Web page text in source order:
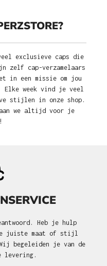
exclusieve caps die
cap-verzamelaars
in een missie om jou
Elke week vind je veel
stijlen in onze shop.
we altijd voor je
Heb je hulp
juiste maat of stijl
begeleiden je van de
levering.